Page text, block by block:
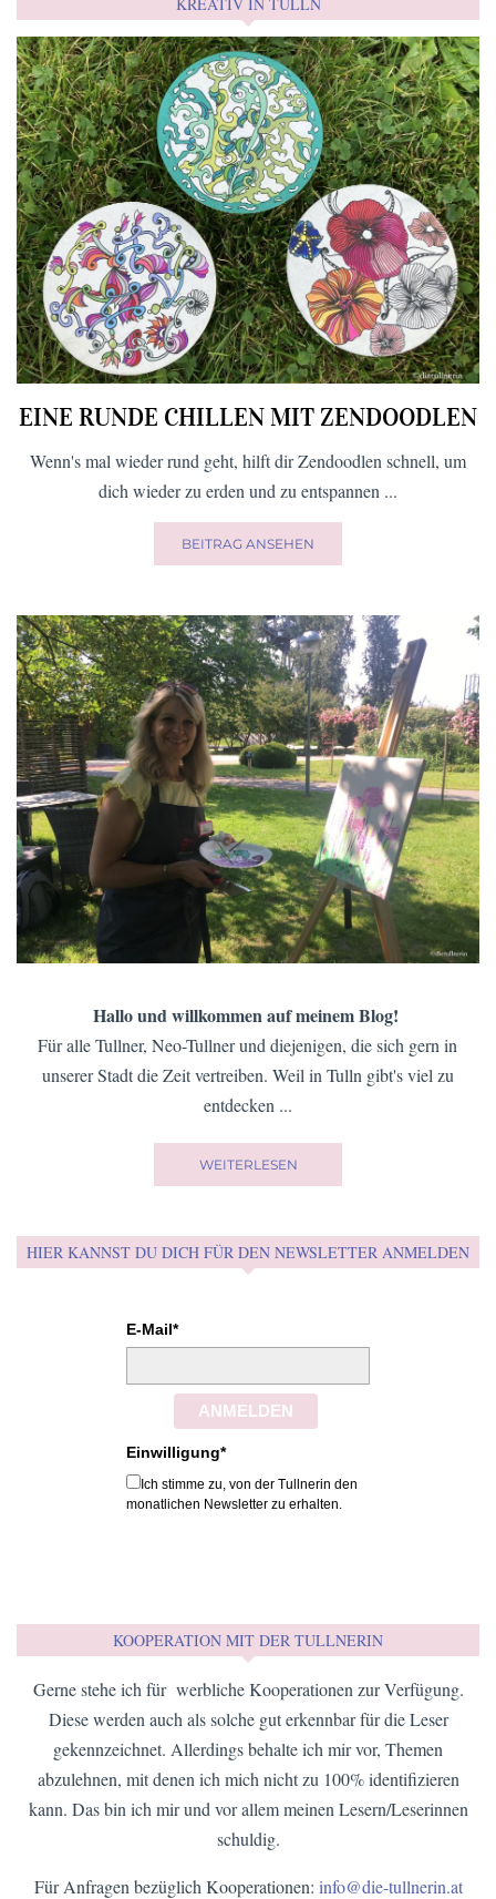
EINE RUNDE CHILLEN MIT ZENDOODLEN
Wenn's mal wieder rund geht, hilft dir Zendoodlen schnell, um
dich wieder zu erden und zu entspannen ...
BEITRAG ANSEHEN
Hallo und willkommen auf meinem Blog!
Für alle Tullner, Neo-Tullner und diejenigen, die sich gern in
unserer Stadt die Zeit vertreiben. Weil in Tulln gibt's viel zu
entdecken ...
WEITERLESEN
HIER KANNST DU DICH FÜR DEN NEWSLETTER ANMELDEN
E-Mail*
ANMELDEN
Einwilligung*
Ich stimme zu, von der Tullnerin den
monatlichen Newsletter zu erhalten.
KOOPERATION MIT DER TULLNERIN
Gerne stehe ich für werbliche Kooperationen zur Verfügung.
Diese werden auch als solche gut erkennbar für die Leser
gekennzeichnet. Allerdings behalte ich mir vor, Themen
abzulehnen, mit denen ich mich nicht zu 100% identifizieren
kann. Das bin ich mir und vor allem meinen Lesern/Leserinnen
schuldig.
Für Anfragen bezüglich Kooperationen: info@die-tullnerin.at